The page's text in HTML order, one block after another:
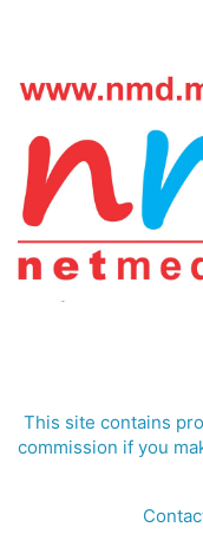
This site contains
commission if you